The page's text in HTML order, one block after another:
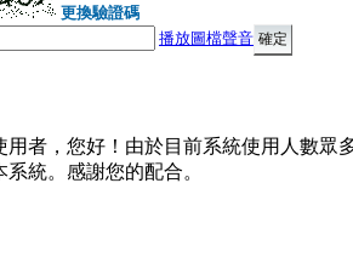
更換驗證碼
播放圖檔聲音
用者，您好！由於目前系統使用人數眾
系統。感謝您的配合。